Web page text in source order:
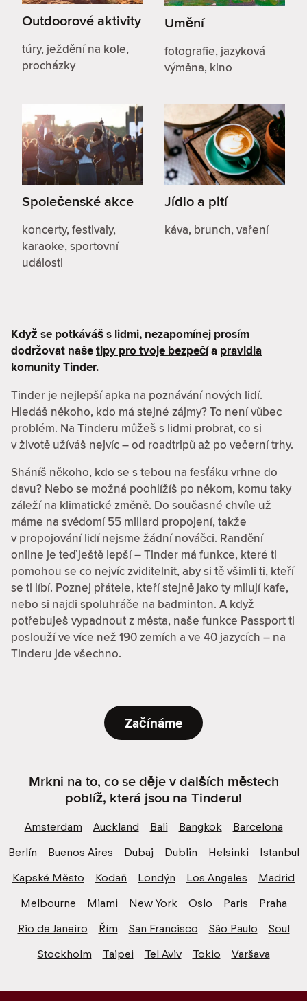
Outdoorové aktivity
túry, ježdění na kole,
procházky
Umění
fotografie, jazyková
výměna, kino
Společenské akce
koncerty, festivaly,
karaoke, sportovní
události
Jídlo a pití
káva, brunch, vaření
Když se potkáváš s lidmi, nezapomínej prosím
dodržovat našetipy pro tvoje bezpečía pravidla
komunity Tinder.
Tinder je nejlepší apka na poznávání nových lidí.
Hledáš někoho, kdo má stejné zájmy? To není vůbec
problém. Na Tinderu můžeš s lidmi probrat, co si
v životě užíváš nejvíc – od roadtripů až po večerní trhy.
Sháníš někoho, kdo se s tebou na fesťáku vrhne do
davu? Nebo se možná poohlížíš po někom, komu taky
záleží na klimatické změně. Do současné chvíle už
máme na svědomí 55 miliard propojení, takže
v propojování lidí nejsme žádní nováčci. Randění
online je teď ještě lepší – Tinder má funkce, které ti
pomohou se co nejvíc zviditelnit, aby si tě všimli ti, kteří
se ti líbí. Poznej přátele, kteří stejně jako ty milují kafe,
nebo si najdi spoluhráče na badminton. A když
potřebuješ vypadnout z města, naše funkce Passport ti
poslouží ve více než 190 zemích a ve 40 jazycích – na
Tinderu jde všechno.
Začínáme
Mrkni na to, co se děje v dalších městech
poblíž, která jsou na Tinderu!
Amsterdam Auckland Bali Bangkok
Barcelona
Berlín
Buenos Aires Dubaj Dublin Helsinki
Istanbul
Kapské Město
Kodaň Londýn Los Angeles
Madrid
Melbourne
Miami New York Oslo Paris
Praha
Rio de Janeiro
Řím San Francisco São Paulo
Soul
Stockholm
Taipei Tel Aviv Tokio Varšava